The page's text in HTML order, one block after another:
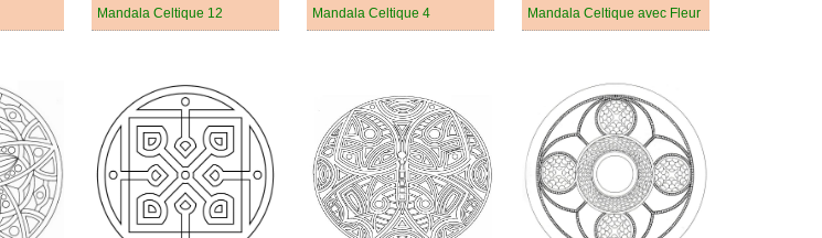
Mandala Celtique 12 Mandala Celtique 4 Mandala Celtique avec Fleur